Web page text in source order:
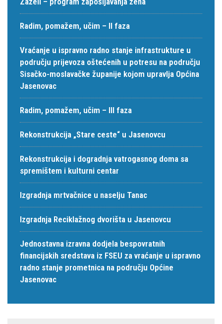
Radim, pomažem, učim – II faza
Vraćanje u ispravno radno stanje infrastrukture u
području prijevoza oštećenih u potresu na području
Sisačko-moslavačke županije kojom upravlja Općina
Jasenovac
Radim, pomažem, učim – III faza
Rekonstrukcija „Stare ceste“ u Jasenovcu
Rekonstrukcija i dogradnja vatrogasnog doma sa
spremištem i kulturni centar
Izgradnja mrtvačnice u naselju Tanac
Izgradnja Reciklažnog dvorišta u Jasenovcu
Jednostavna izravna dodjela bespovratnih
financijskih sredstava iz FSEU za vraćanje u ispravno
radno stanje prometnica na području Općine
Jasenovac